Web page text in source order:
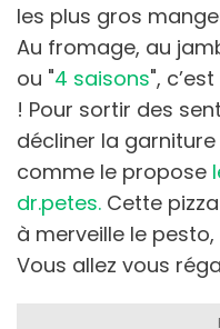
les plus gros
Au fromage, au
ou "4 saisons",
! Pour sortir des
décliner la
comme le propose
dr.petes. Cette
à merveille le
Vous allez vous